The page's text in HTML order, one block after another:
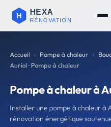
Accueil Pompe à chaleur
Auriol · Pompe à chaleur
Pompe à chaleur à
Installer une pompe à chaleur à
rénovation énergétique